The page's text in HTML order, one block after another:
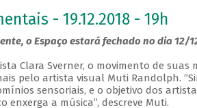
- 19.12.2018 - 19h
o Espaço estará fechado no dia 12/
Clara Sverner, o movimento de
pelo artista visual Muti Randolph.
sensoriais, e o objetivo dos
enxerga a música”, descreve Muti.